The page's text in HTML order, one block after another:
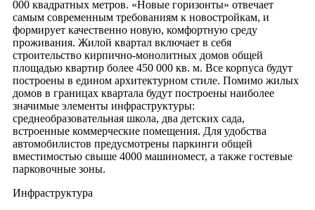
000 квадратных метров. «Новые горизонты» отвечает
самым современным требованиям к новостройкам, и
формирует качественно новую, комфортную среду
проживания. Жилой квартал включает в себя
строительство кирпично-монолитных домов общей
площадью квартир более 450 000 кв. м. Все корпуса будут
построены в едином архитектурном стиле. Помимо жилых
домов в границах квартала будут построены наиболее
значимые элементы инфраструктуры:
среднеобразовательная школа, два детских сада,
встроенные коммерческие помещения. Для удобства
автомобилистов предусмотрены паркинги общей
вместимостью свыше 4000 машиномест, а также гостевые
парковочные зоны.
Инфраструктура